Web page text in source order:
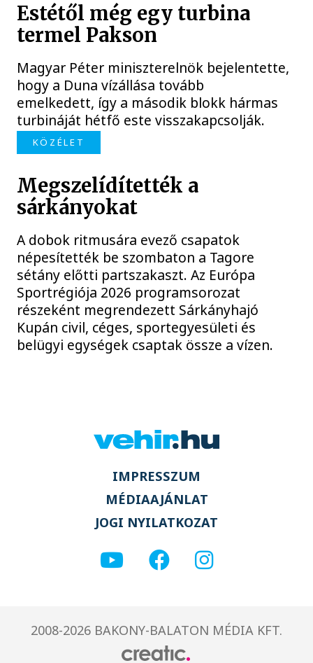
Estétől még egy turbina
termel Pakson
Magyar Péter miniszterelnök bejelentette,
hogy a Duna vízállása tovább
emelkedett, így a második blokk hármas
turbináját hétfő este visszakapcsolják.
KÖZÉLET
Megszelídítették a
sárkányokat
A dobok ritmusára evező csapatok
népesítették be szombaton a Tagore
sétány előtti partszakaszt. Az Európa
Sportrégiója 2026 programsorozat
részeként megrendezett Sárkányhajó
Kupán civil, céges, sportegyesületi és
belügyi egységek csaptak össze a vízen.
IMPRESSZUM
MÉDIAAJÁNLAT
JOGI NYILATKOZAT
2008-2026 BAKONY-BALATON MÉDIA KFT.